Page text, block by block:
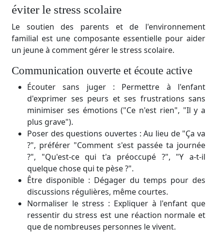
éviter le stress scolaire
Le soutien des parents et de l'environnement
familial est une composante essentielle pour aider
un jeune à comment gérer le stress scolaire.
Communication ouverte et écoute active
Écouter sans juger : Permettre à l'enfant
d'exprimer ses peurs et ses frustrations sans
minimiser ses émotions ("Ce n'est rien", "Il y a
plus grave").
Poser des questions ouvertes : Au lieu de "Ça va
?", préférer "Comment s'est passée ta journée
?", "Qu'est-ce qui t'a préoccupé ?", "Y a-t-il
quelque chose qui te pèse ?".
Être disponible : Dégager du temps pour des
discussions régulières, même courtes.
Normaliser le stress : Expliquer à l'enfant que
ressentir du stress est une réaction normale et
que de nombreuses personnes le vivent.